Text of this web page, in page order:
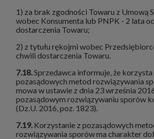
1) za brak zgodności Towaru z Umową
wobec Konsumenta lub PNPK - 2 lata
dostarczenia Towaru;
2) z tytułu rękojmi wobec
chwili dostarczenia Towaru.
7.18.Sprzedawca informuje, że korzysta
pozasądowych metod rozwiązywania
mowa w ustawie z dnia 23 września
pozasądowym rozwiązywaniu sporów
(Dz.U. 2016, poz. 1823).
7.19. Korzystanie z pozasądowych
rozwiązywania sporów ma charakter